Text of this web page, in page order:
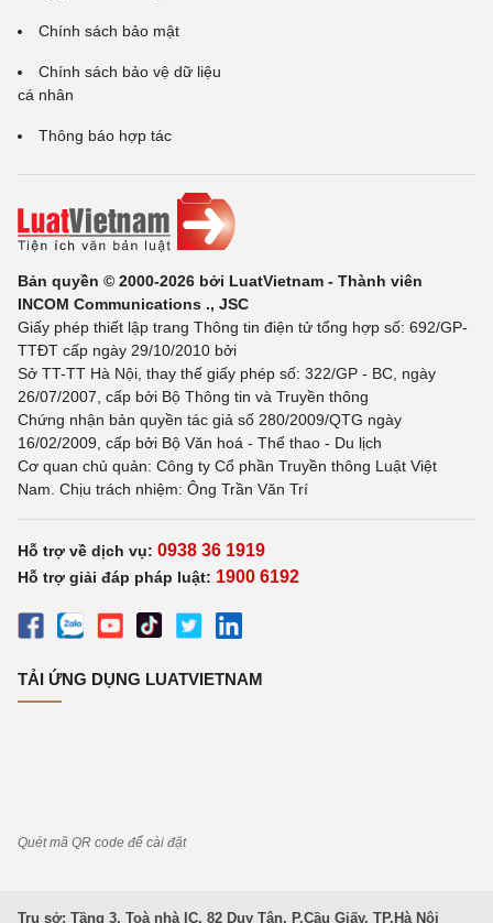
Chính sách bảo mật
Chính sách bảo vệ dữ liệu
cá nhân
Thông báo hợp tác
Bản quyền © 2000-2026 bởi LuatVietnam - Thành viên
INCOM Communications ., JSC
Giấy phép thiết lập trang Thông tin điện tử tổng hợp số: 692/GP-
TTĐT cấp ngày 29/10/2010 bởi
Sở TT-TT Hà Nội, thay thế giấy phép số: 322/GP - BC, ngày
26/07/2007, cấp bởi Bộ Thông tin và Truyền thông
Chứng nhận bản quyền tác giả số 280/2009/QTG ngày
16/02/2009, cấp bởi Bộ Văn hoá - Thể thao - Du lịch
Cơ quan chủ quản: Công ty Cổ phần Truyền thông Luật Việt
Nam. Chịu trách nhiệm: Ông Trần Văn Trí
Hỗ trợ về dịch vụ: 0938 36 1919
Hỗ trợ giải đáp pháp luật: 1900 6192
TẢI ỨNG DỤNG LUATVIETNAM
Quét mã QR code để cài đặt
Trụ sở: Tầng 3, Toà nhà IC, 82 Duy Tân, P.Cầu Giấy, TP.Hà Nội